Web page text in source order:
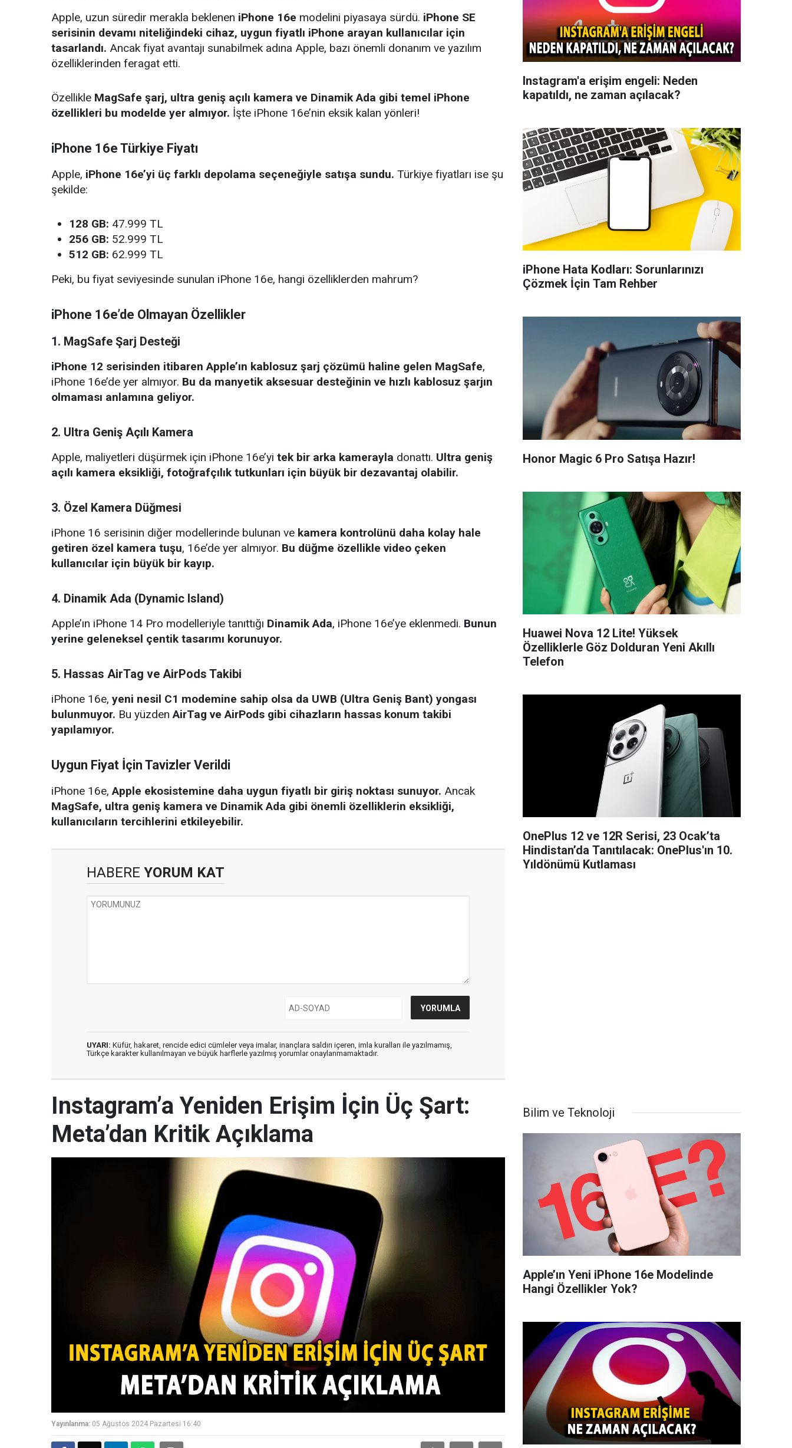
Apple, uzun süredir merakla beklenen iPhone 16e modelini piyasaya sürdü. iPhone SE
serisinin devamı niteliğindeki cihaz, uygun fiyatlı iPhone arayan kullanıcılar için
tasarlandı. Ancak fiyat avantajı sunabilmek adına Apple, bazı önemli donanım ve yazılım
özelliklerinden feragat etti.
Özellikle MagSafe şarj, ultra geniş açılı kamera ve Dinamik Ada gibi temel iPhone
özellikleri bu modelde yer almıyor. İşte iPhone 16e’nin eksik kalan yönleri!
iPhone 16e Türkiye Fiyatı
Apple, iPhone 16e’yi üç farklı depolama seçeneğiyle satışa sundu. Türkiye fiyatları ise şu
şekilde:
128 GB: 47.999 TL
256 GB: 52.999 TL
512 GB: 62.999 TL
Peki, bu fiyat seviyesinde sunulan iPhone 16e, hangi özelliklerden mahrum?
iPhone 16e’de Olmayan Özellikler
1. MagSafe Şarj Desteği
iPhone 12 serisinden itibaren Apple’ın kablosuz şarj çözümü haline gelen MagSafe,
iPhone 16e’de yer almıyor. Bu da manyetik aksesuar desteğinin ve hızlı kablosuz şarjın
olmaması anlamına geliyor.
2. Ultra Geniş Açılı Kamera
Apple, maliyetleri düşürmek için iPhone 16e’yi tek bir arka kamerayla donattı. Ultra geniş
açılı kamera eksikliği, fotoğrafçılık tutkunları için büyük bir dezavantaj olabilir.
3. Özel Kamera Düğmesi
iPhone 16 serisinin diğer modellerinde bulunan ve kamera kontrolünü daha kolay hale
getiren özel kamera tuşu, 16e’de yer almıyor. Bu düğme özellikle video çeken
kullanıcılar için büyük bir kayıp.
4. Dinamik Ada (Dynamic Island)
Apple’ın iPhone 14 Pro modelleriyle tanıttığı Dinamik Ada, iPhone 16e’ye eklenmedi. Bunun
yerine geleneksel çentik tasarımı korunuyor.
5. Hassas AirTag ve AirPods Takibi
iPhone 16e, yeni nesil C1 modemine sahip olsa da UWB (Ultra Geniş Bant) yongası
bulunmuyor. Bu yüzdenAirTag ve AirPods gibi cihazların hassas konum takibi
yapılamıyor.
Uygun Fiyat İçin Tavizler Verildi
iPhone 16e,Apple ekosistemine daha uygun fiyatlı bir giriş noktası sunuyor. Ancak
MagSafe, ultra geniş kamera ve Dinamik Ada gibi önemli özelliklerin eksikliği,
kullanıcıların tercihlerini etkileyebilir.
HABERE YORUM KAT
UYARI: Küfür, hakaret, rencide edici cümleler veya imalar, inançlara saldırı içeren, imla kuralları ile yazılmamış,
Türkçe karakter kullanılmayan ve büyük harflerle yazılmış yorumlar onaylanmamaktadır.
Instagram'a erişim engeli: Neden
kapatıldı, ne zaman açılacak?
iPhone Hata Kodları: Sorunlarınızı
Çözmek İçin Tam Rehber
Honor Magic 6 Pro Satışa Hazır!
Huawei Nova 12 Lite! Yüksek
Özelliklerle Göz Dolduran Yeni Akıllı
Telefon
OnePlus 12 ve 12R Serisi, 23 Ocak’ta
Hindistan’da Tanıtılacak: OnePlus'ın 10.
Yıldönümü Kutlaması
Instagram’a Yeniden Erişim İçin Üç Şart:
Meta’dan Kritik Açıklama
Yayınlanma: 05 Ağustos 2024 Pazartesi 16:40
Bilim ve Teknoloji
Apple’ın Yeni iPhone 16e Modelinde
Hangi Özellikler Yok?